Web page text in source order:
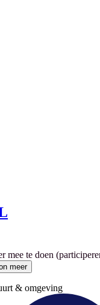
te doen
meer
& omgeving